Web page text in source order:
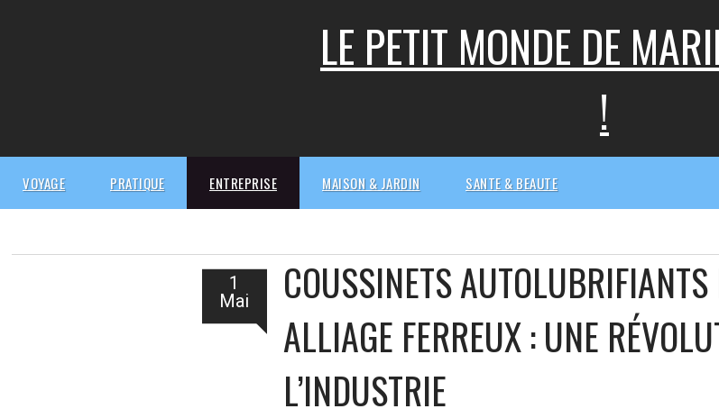
LE PETIT MONDE DE
!
VOYAGE PRATIQUE ENTREPRISE MAISON & JARDIN SANTE & BEAUTE
1
Mai
COUSSINETS
ALLIAGE FERREUX : UNE
L’INDUSTRIE